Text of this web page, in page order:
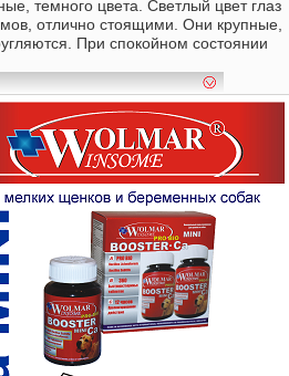
темного цвета. Светлый цвет глаз
отлично стоящими. Они крупные,
При спокойном состоянии